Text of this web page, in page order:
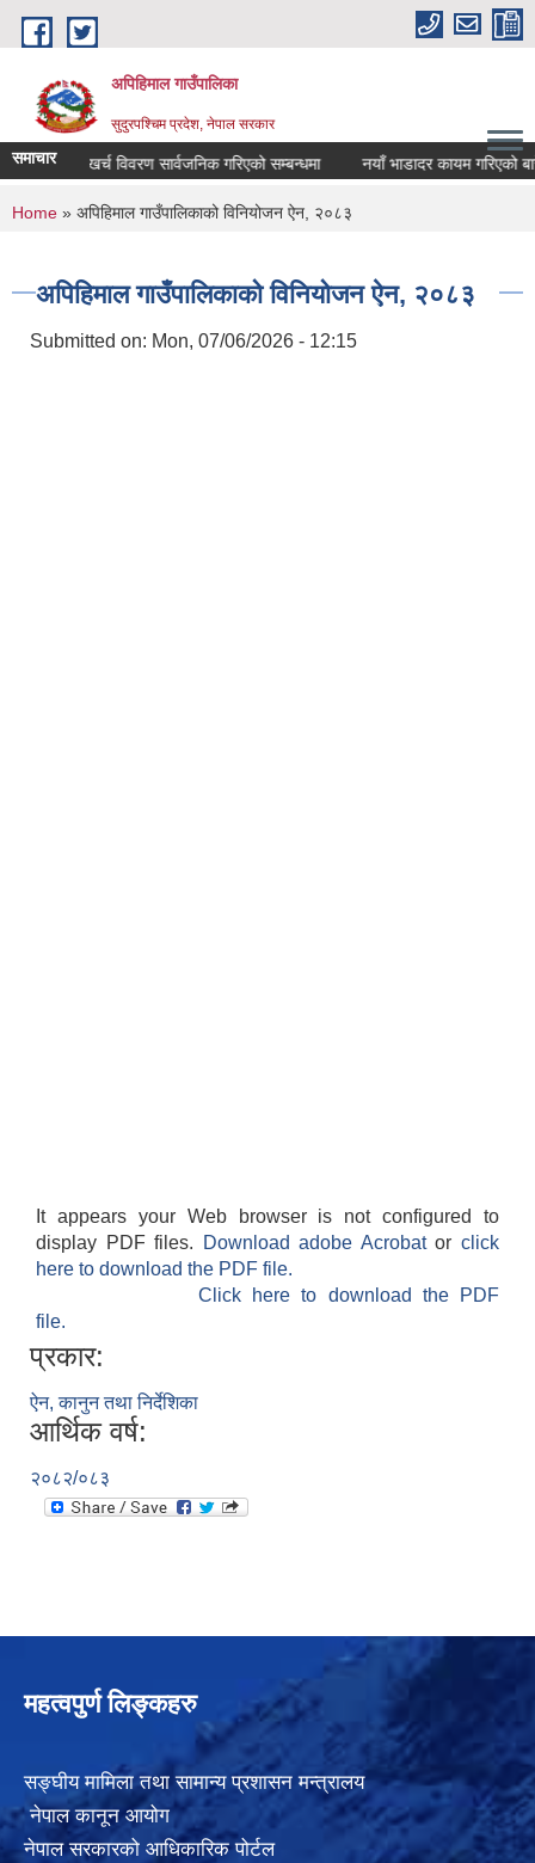
Skip to main content
अपिहिमाल गाउँपालिका
सुदुरपश्चिम प्रदेश, नेपाल सरकार
समाचार खर्च विवरण सार्वजनिक गरिएको सम्बन्धमा नयाँ भाडादर कायम गरिएको बारे
You are here
Home » अपिहिमाल गाउँपालिकाको विनियोजन ऐन, २०८३
अपिहिमाल गाउँपालिकाको विनियोजन ऐन, २०८३
Submitted on: Mon, 07/06/2026 - 12:15
It appears your Web browser is not configured to
display PDF files.
Download adobe Acrobatorclick
here to download the PDF file.
Click here to download the PDF
file.
प्रकार:
ऐन, कानुन तथा निर्देशिका
आर्थिक वर्ष:
२०८२/०८३
महत्वपुर्ण लिङ्कहरु
सङ्घीय मामिला तथा सामान्य प्रशासन मन्त्रालय
नेपाल कानून आयोग
नेपाल सरकारको आधिकारिक पोर्टल